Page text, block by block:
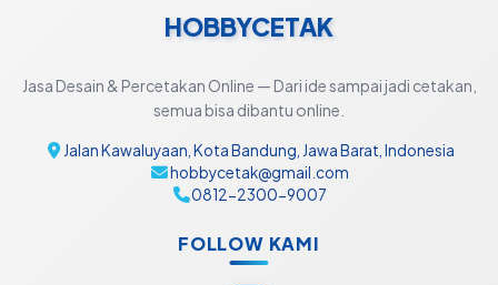
HOBBYCETAK
Jasa Desain & Percetakan Online — Dari ide sampai jadi cetakan,
semua bisa dibantu online.
Jalan Kawaluyaan, Kota Bandung, Jawa Barat, Indonesia
hobbycetak@gmail.com
0812-2300-9007
FOLLOW KAMI